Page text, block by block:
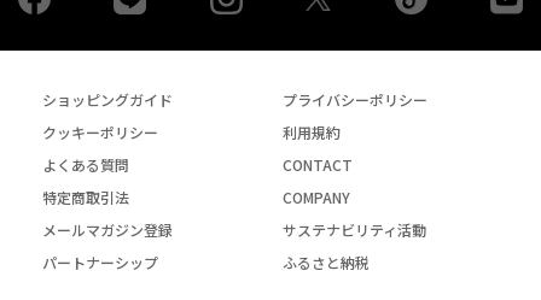
ショッピングガイド
プライバシーポリシー
クッキーポリシー
利用規約
よくある質問
CONTACT
特定商取引法
COMPANY
メールマガジン登録
サステナビリティ活動
パートナーシップ
ふるさと納税